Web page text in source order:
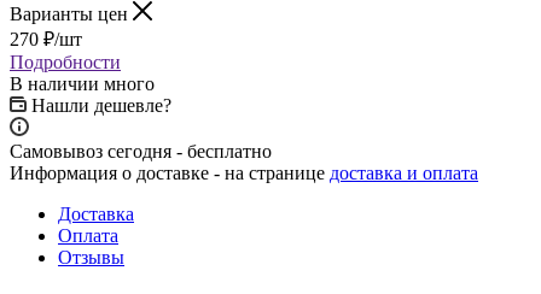
Варианты цен
270 ₽/шт
Подробности
В наличии много
Нашли дешевле?
Самовывоз сегодня - бесплатно
Информация о доставке - на странице доставка и оплата
Доставка
Оплата
Отзывы